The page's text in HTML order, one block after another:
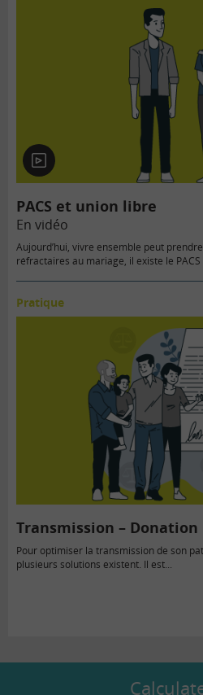
En
vidéo
PACS et union libre
En vidéo
Aujourd’hui, vivre ensemble peut
réfractaires au mariage, il existe le PACS
Pratique
Transmission – Donation
Pour optimiser la transmission de son
plusieurs solutions existent. Il est...